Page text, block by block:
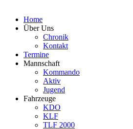
Home
Über Uns
Chronik
Kontakt
Termine
Mannschaft
Kommando
Aktiv
Jugend
Fahrzeuge
KDO
KLF
TLF 2000